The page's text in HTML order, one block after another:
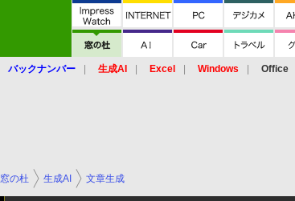
バックナンバー 生成AI Excel Windows Office
窓の杜 生成AI 文章生成